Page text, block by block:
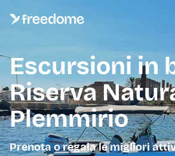
Escursioni in
Riserva
Plemmirio
Prenota o regala le migliori